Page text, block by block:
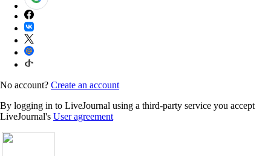
No account? Create an account
By logging in to LiveJournal using a third-party service you accept
LiveJournal's User agreement